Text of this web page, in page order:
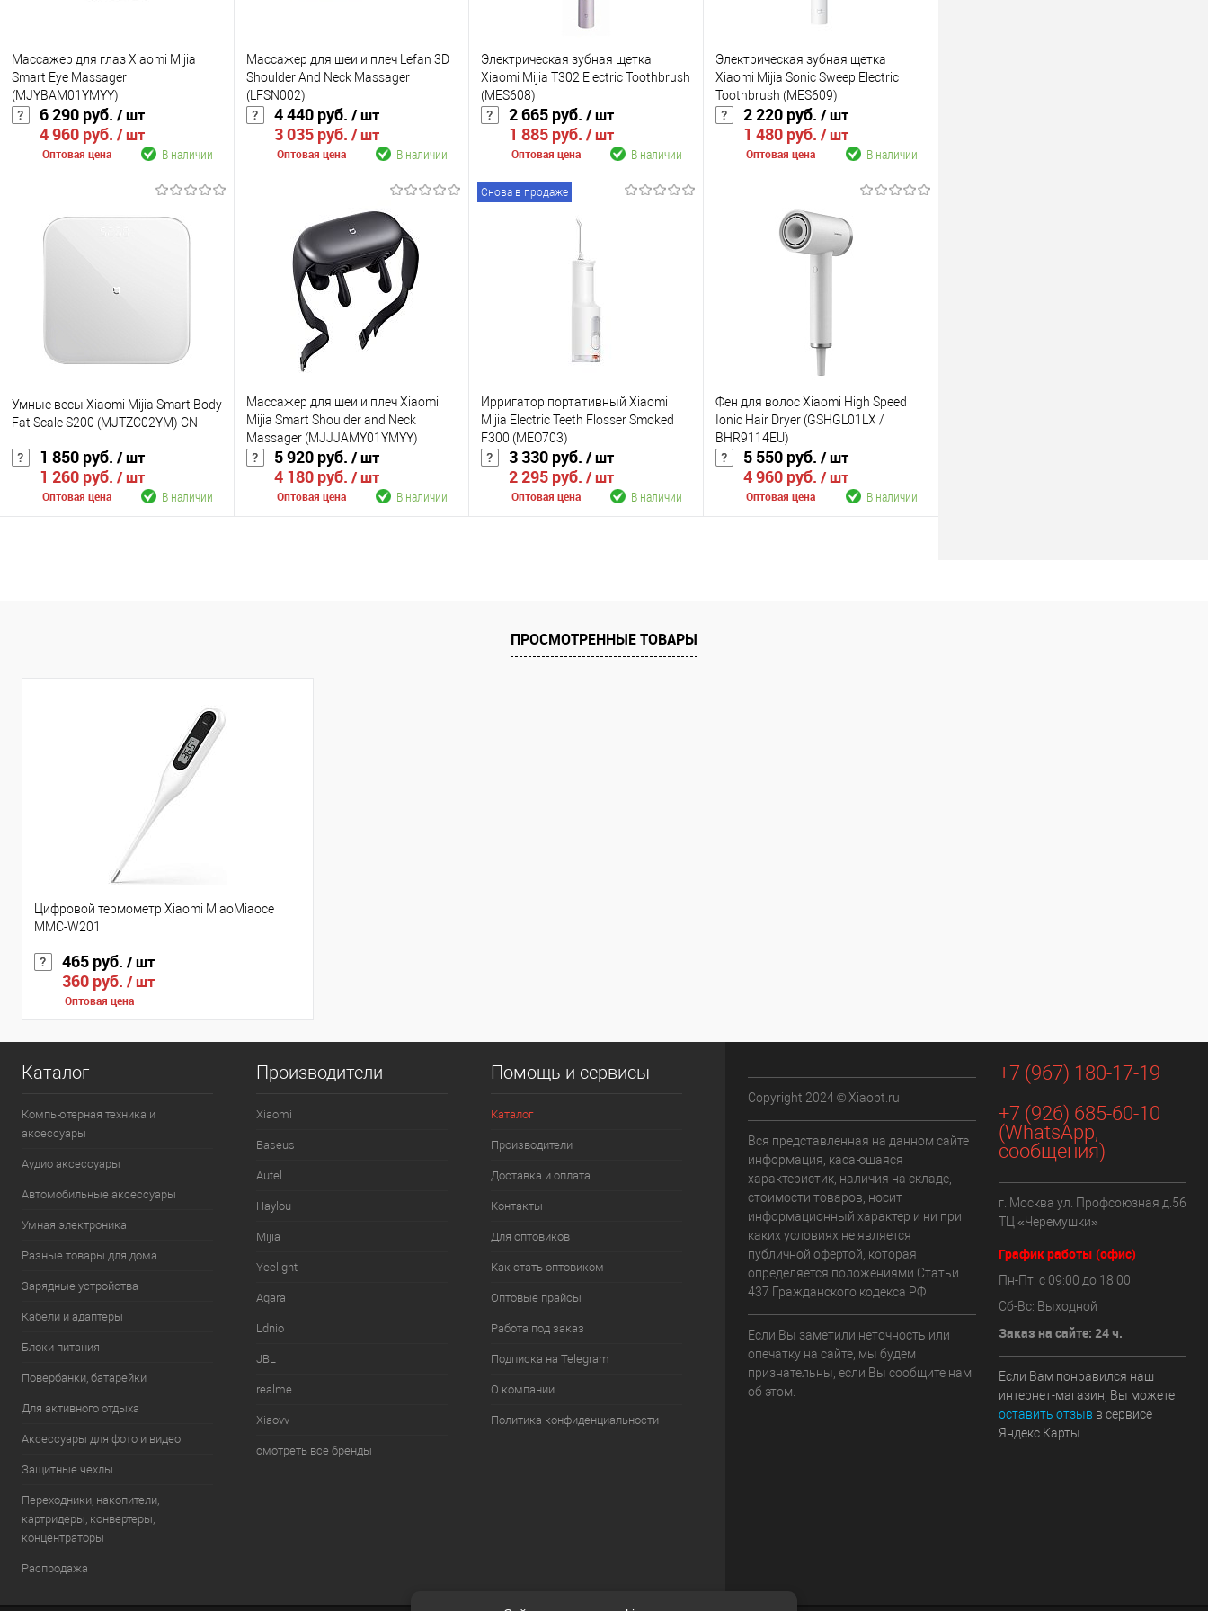
Массажер для глаз Xiaomi Mijia
Smart Eye Massager
(MJYBAM01YMYY)
6 290 руб. / шт
4 960 руб. / шт
Оптовая цена В наличии
К сравнению
Массажер для шеи и плеч Lefan 3D
Shoulder And Neck Massager
(LFSN002)
4 440 руб. / шт
3 035 руб. / шт
Оптовая цена В наличии
К сравнению
В избранное
В наличии
Электрическая зубная щетка
Xiaomi Mijia T302 Electric Toothbrush
(MES608)
2 665 руб. / шт
1 885 руб. / шт
Оптовая цена В наличии
В корзину
Электрическая зубная щетка
Xiaomi Mijia Sonic Sweep Electric
Toothbrush (MES609)
2 220 руб. / шт
1 480 руб. / шт
Оптовая цена В наличии
К сравнению
Умные весы Xiaomi Mijia Smart Body
Fat Scale S200 (MJTZC02YM) CN
1 850 руб. / шт
1 260 руб. / шт
Оптовая цена В наличии
Массажер для шеи и плеч Xiaomi
Mijia Smart Shoulder and Neck
Massager (MJJJAMY01YMYY)
5 920 руб. / шт
4 180 руб. / шт
Оптовая цена В наличии
Снова в продаже
Ирригатор портативный Xiaomi
Mijia Electric Teeth Flosser Smoked
F300 (MEO703)
3 330 руб. / шт
2 295 руб. / шт
Оптовая цена В наличии
Фен для волос Xiaomi High Speed
Ionic Hair Dryer (GSHGL01LX /
BHR9114EU)
5 550 руб. / шт
4 960 руб. / шт
Оптовая цена В наличии
ПРОСМОТРЕННЫЕ ТОВАРЫ
Цифровой термометр Xiaomi MiaoMiaoce
MMC-W201
465 руб. / шт
360 руб. / шт
Оптовая цена
Каталог
Компьютерная техника и
аксессуары
Аудио аксессуары
Автомобильные аксессуары
Умная электроника
Разные товары для дома
Зарядные устройства
Кабели и адаптеры
Блоки питания
Повербанки, батарейки
Для активного отдыха
Аксессуары для фото и видео
Защитные чехлы
Переходники, накопители,
картридеры, конвертеры,
концентраторы
Распродажа
Производители
Xiaomi
Baseus
Autel
Haylou
Mijia
Yeelight
Aqara
Ldnio
JBL
realme
Xiaovv
смотреть все бренды
Помощь и сервисы
Каталог
Производители
Доставка и оплата
Контакты
Для оптовиков
Как стать оптовиком
Оптовые прайсы
Работа под заказ
Подписка на Telegram
О компании
Политика конфиденциальности
Copyright 2024 © Xiaopt.ru
Вся представленная на данном сайте
информация, касающаяся
характеристик, наличия на складе,
стоимости товаров, носит
информационный характер и ни при
каких условиях не является
публичной офертой, которая
определяется положениями Статьи
437 Гражданского кодекса РФ
Если Вы заметили неточность или
опечатку на сайте, мы будем
признательны, если Вы сообщите нам
об этом.
+7 (967) 180-17-19
+7 (926) 685-60-10
(WhatsApp,
сообщения)
г. Москва ул. Профсоюзная д.56
ТЦ «Черемушки»
График работы (офис)
Пн-Пт: с 09:00 до 18:00
Сб-Вс: Выходной
Заказ на сайте: 24 ч.
Если Вам понравился наш
интернет-магазин, Вы можете
оставить отзыв в сервисе
Яндекс.Карты